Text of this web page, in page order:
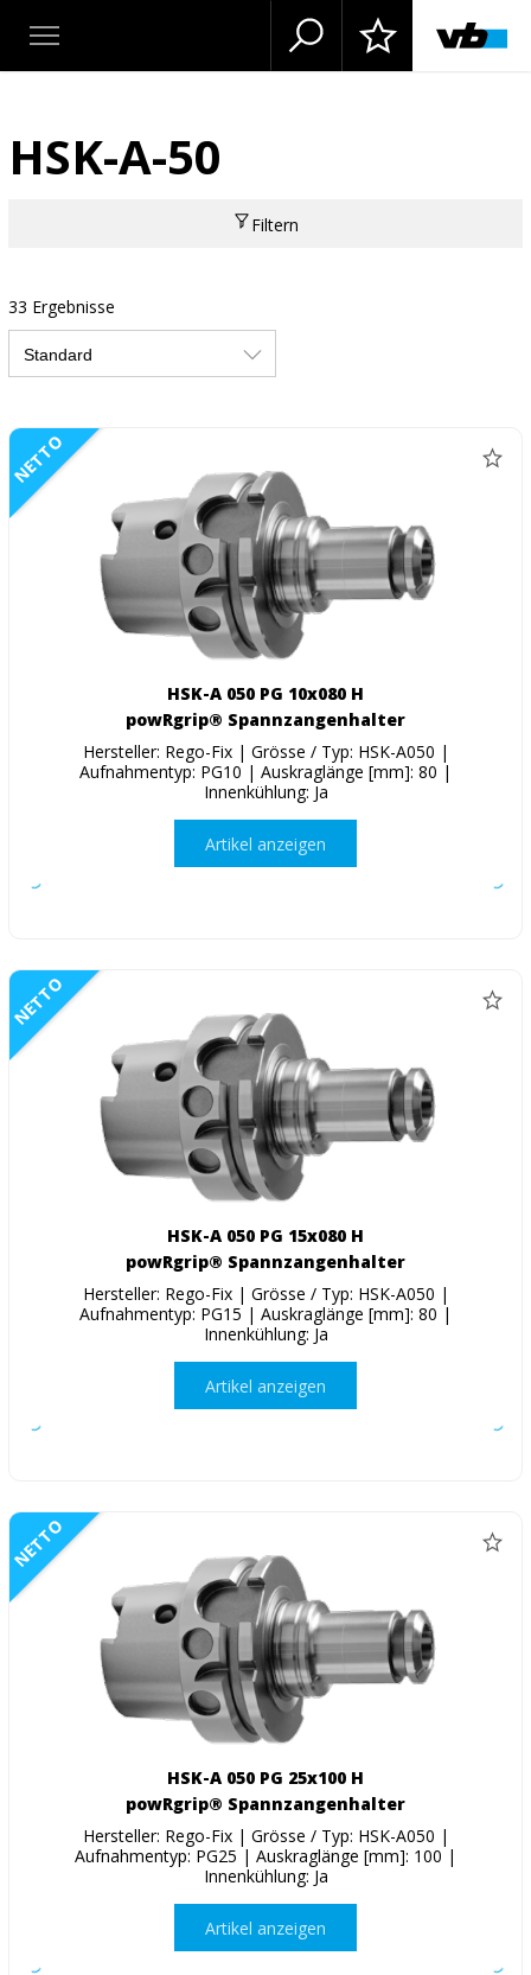
HSK-A-50
Filtern
33 Ergebnisse
NETTO
HSK-A 050 PG 10x080 H
powRgrip® Spannzangenhalter
Hersteller: Rego-Fix | Grösse / Typ: HSK-A050 |
Aufnahmentyp: PG10 | Auskraglänge [mm]: 80 |
Innenkühlung: Ja
Artikel anzeigen
NETTO
HSK-A 050 PG 15x080 H
powRgrip® Spannzangenhalter
Hersteller: Rego-Fix | Grösse / Typ: HSK-A050 |
Aufnahmentyp: PG15 | Auskraglänge [mm]: 80 |
Innenkühlung: Ja
Artikel anzeigen
NETTO
HSK-A 050 PG 25x100 H
powRgrip® Spannzangenhalter
Hersteller: Rego-Fix | Grösse / Typ: HSK-A050 |
Aufnahmentyp: PG25 | Auskraglänge [mm]: 100 |
Innenkühlung: Ja
Artikel anzeigen